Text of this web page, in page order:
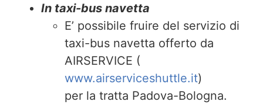
In taxi-bus navetta
E’ possibile fruire del servizio di
taxi-bus navetta offerto da
AIRSERVICE (
www.airserviceshuttle.it)
per la tratta Padova-Bologna.